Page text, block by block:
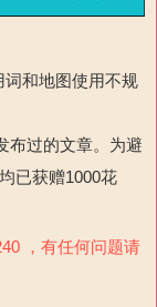
和地图使用不规
布过的文章。为避
已获赠1000花
，有任何问题请